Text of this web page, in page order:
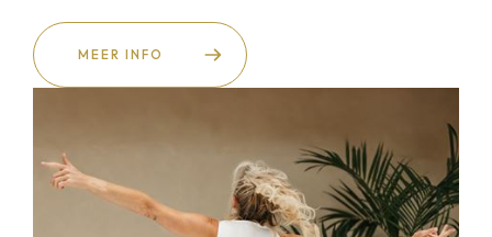
MEER INFO